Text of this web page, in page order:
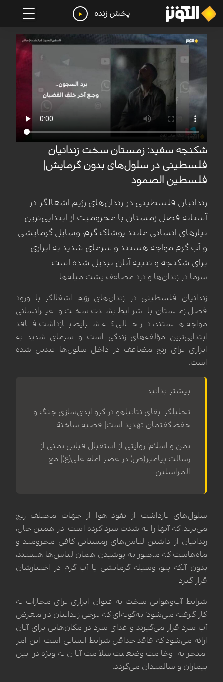
پخش زنده
شکنجه سفید: زمستان سخت زندانیان
فلسطینی در سلول‌های بدون گرمایش|
فلسطین الصمود
زندانیان فلسطینی در زندان‌های رژیم اشغالگر در
آستانه فصل زمستان با محرومیت از ابتدایی‌ترین
نیازهای انسانی مانند پوشاک گرم، وسایل گرمایشی
و آب گرم مواجه هستند و سرمای شدید به ابزاری
برای شکنجه و تنبیه آنان تبدیل شده است.
سرما در زندان‌ها و درد مضاعف پشت میله‌ها
زندانیان فلسطینی در زندان‌های رژیم اشغالگر با ورود
فصل زمستان، با شرایط بشدت سخت و غیرانسانی
مواجه هستند، در حالی که شرایط بازداشت فاقد
ابتدایی‌ترین مؤلفه‌های زندگی است و سرمای شدید به
ابزاری برای رنج مضاعف در داخل سلول‌ها تبدیل شده
است.
بیشتر بدانید
تحلیلگر: بقای نتانیاهو در گرو ابدی‌سازی جنگ و
حفظ گفتمان تهدید است| قضیه ساخنة
یمن و اسلام؛ روایتی از استقبال قبایل یمنی از
رسالت پیامبر(ص) در عصر امام علی(ع)| مع
المراسلین
سلول‌های بازداشت از نفوذ هوا از جهات مختلف رنج
می‌برند، که آنها را به شدت سرد کرده است. در همین حال،
زندانیان از داشتن لباس‌های زمستانی کافی محرومند و
ماه‌هاست که مجبور به پوشیدن همان لباس‌ها هستند،
بدون آنکه پتو، وسیله گرمایشی یا آب گرم در اختیارشان
قرار گیرد.
شرایط آب‌وهوایی سخت به عنوان ابزاری برای مجازات به
کار گرفته می‌شود؛ به‌گونه‌ای که برخی زندانیان در معرض
آب سرد قرار می‌گیرند و غذای سرد در مکان‌هایی برای آنان
ارائه می‌شود که فاقد حداقل شرایط انسانی است. این امر
منجر به وخامت وضعیت سلامت آنان به‌ویژه در بین
بیماران و سالمندان می‌گردد.